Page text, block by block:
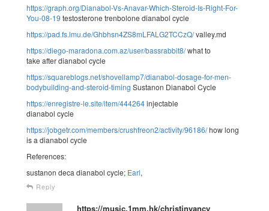
https://graph.org/Dianabol-Vs-Anavar-Which-Steroid-Is-Right-For-
You-08-19 testosterone trenbolone dianabol cycle
https://pad.fs.lmu.de/Ghbhsn4ZS8mLFALG2TCCzQ/valley.md
https://diego-maradona.com.az/user/bassrabbit8/what to
take after dianabol cycle
https://squareblogs.net/shovellamp7/dianabol-dosage-for-men-
bodybuilding-and-steroid-timing Sustanon Dianabol Cycle
https://enregistre-le.site/item/444264injectable
dianabol cycle
https://jobgetr.com/members/crushfreon2/activity/96186/how long
is a dianabol cycle
References:
sustanon deca dianabol cycle; Earl,
Reply
https://music.1mm.hk/christinyancy